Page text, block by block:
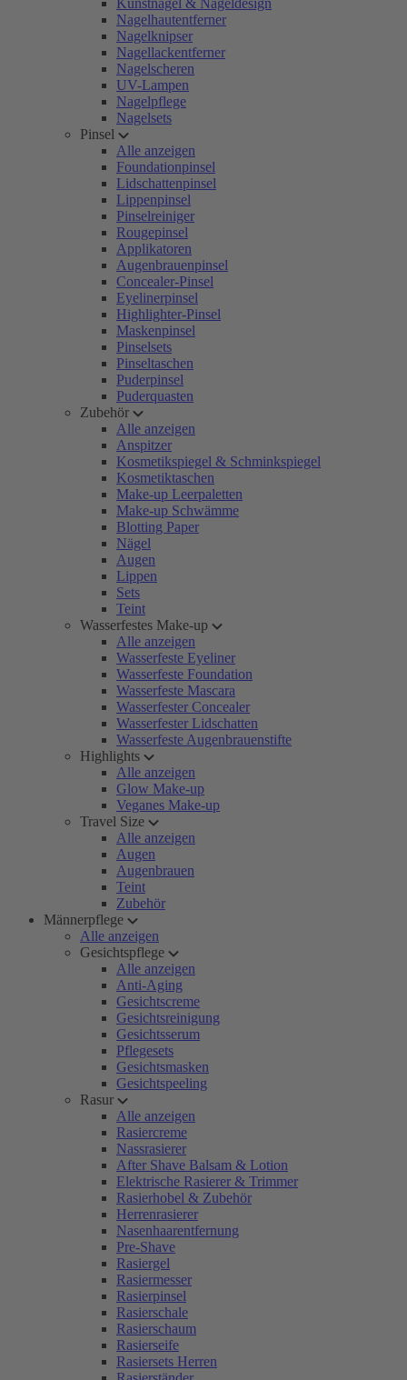
Kunstnägel & Nageldesign
Nagelhautentferner
Nagelknipser
Nagellackentferner
Nagelscheren
UV-Lampen
Nagelpflege
Nagelsets
Pinsel
Alle anzeigen
Foundationpinsel
Lidschattenpinsel
Lippenpinsel
Pinselreiniger
Rougepinsel
Applikatoren
Augenbrauenpinsel
Concealer-Pinsel
Eyelinerpinsel
Highlighter-Pinsel
Maskenpinsel
Pinselsets
Pinseltaschen
Puderpinsel
Puderquasten
Zubehör
Alle anzeigen
Anspitzer
Kosmetikspiegel & Schminkspiegel
Kosmetiktaschen
Make-up Leerpaletten
Make-up Schwämme
Blotting Paper
Nägel
Augen
Lippen
Sets
Teint
Wasserfestes Make-up
Alle anzeigen
Wasserfeste Eyeliner
Wasserfeste Foundation
Wasserfeste Mascara
Wasserfester Concealer
Wasserfester Lidschatten
Wasserfeste Augenbrauenstifte
Highlights
Alle anzeigen
Glow Make-up
Veganes Make-up
Travel Size
Alle anzeigen
Augen
Augenbrauen
Teint
Zubehör
Männerpflege
Alle anzeigen
Gesichtspflege
Alle anzeigen
Anti-Aging
Gesichtscreme
Gesichtsreinigung
Gesichtsserum
Pflegesets
Gesichtsmasken
Gesichtspeeling
Rasur
Alle anzeigen
Rasiercreme
Nassrasierer
After Shave Balsam & Lotion
Elektrische Rasierer & Trimmer
Rasierhobel & Zubehör
Herrenrasierer
Nasenhaarentfernung
Pre-Shave
Rasiergel
Rasiermesser
Rasierpinsel
Rasierschale
Rasierschaum
Rasierseife
Rasiersets Herren